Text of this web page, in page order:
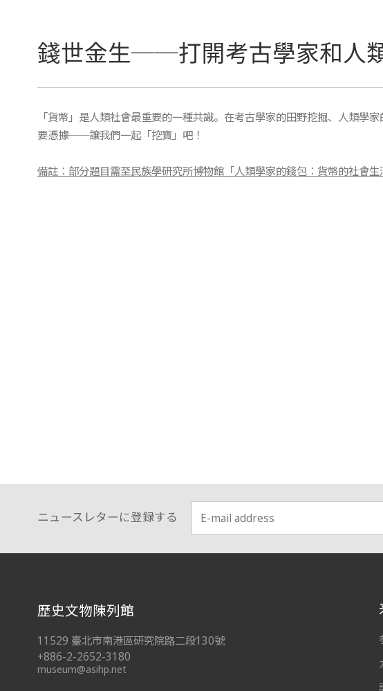
錢世金生──打開考古學家和人
「貨幣」是人類社會最重要的一種共識。在考古學家的田野挖掘、人類學
要憑據──讓我們一起「挖寶」吧！
備註：部分題目需至民族學研究所博物館「人類學家的錢包：貨幣的社會生
ニュースレターに登録する
歷史文物陳列館
11529 臺北市南港區研究院路二段130號
+886-2-2652-3180
museum@asihp.net